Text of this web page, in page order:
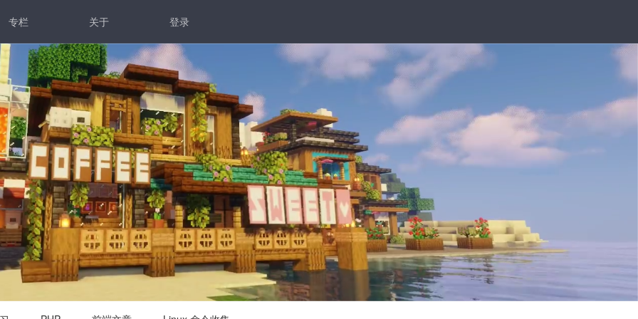
专栏 关于 登录